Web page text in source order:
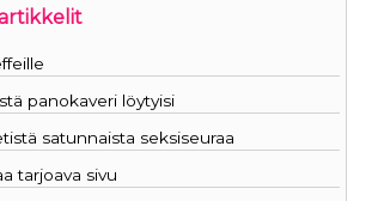
panokaveri löytyisi
satunnaista seksiseuraa
tarjoava sivu